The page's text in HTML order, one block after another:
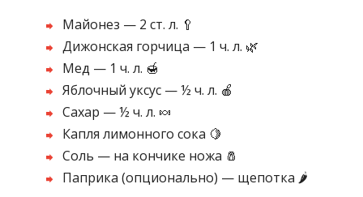
Майонез — 2 ст. л. 🥄
Дижонская горчица — 1 ч. л. 🌿
Мед — 1 ч. л. 🍯
Яблочный уксус — ½ ч. л. 🍎
Сахар — ½ ч. л. 🍬
Капля лимонного сока 🍋
Соль — на кончике ножа 🧂
Паприка (опционально) — щепотка 🌶️